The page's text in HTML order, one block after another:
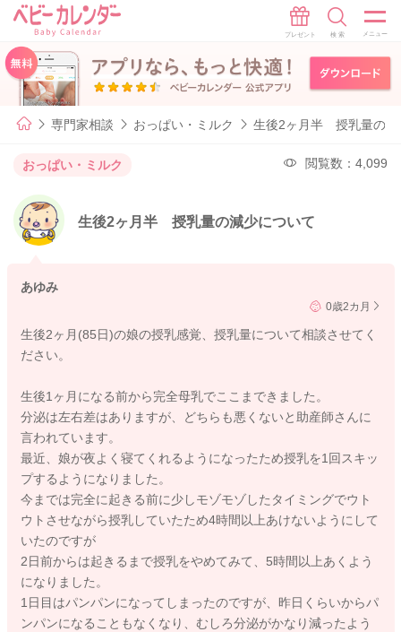
専門家相談 おっぱい・ミルク 生後2ヶ月半 授乳量の減
おっぱい・ミルク 閲覧数：4,099
生後2ヶ月半 授乳量の減少について
あゆみ
0歳2カ月
生後2ヶ月(85日)の娘の授乳感覚、授乳量について相談させてく
ださい。
生後1ヶ月になる前から完全母乳でここまできました。
分泌は左右差はありますが、どちらも悪くないと助産師さんに
言われています。
最近、娘が夜よく寝てくれるようになったため授乳を1回スキッ
プするようになりました。
今までは完全に起きる前に少しモゾモゾしたタイミングでウト
ウトさせながら授乳していたため4時間以上あけないようにして
いたのですが
2日前からは起きるまで授乳をやめてみて、5時間以上あくよう
になりました。
1日目はパンパンになってしまったのですが、昨日くらいからパ
ンパンになることもなくなり、むしろ分泌がかなり減ったよう